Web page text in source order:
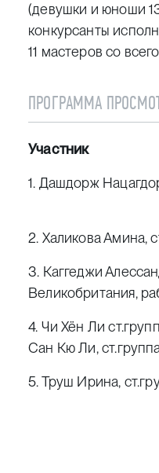
(девушки и юноши
конкурсанты
11 мастеров со
ПРОГРАММА
Участник
1. Дашдорж
2. Халикова Амина,
3. Каггеджи
Великобритания,
4. Чи Хён Ли
Сан Кю Ли,
5. Труш Ирина,